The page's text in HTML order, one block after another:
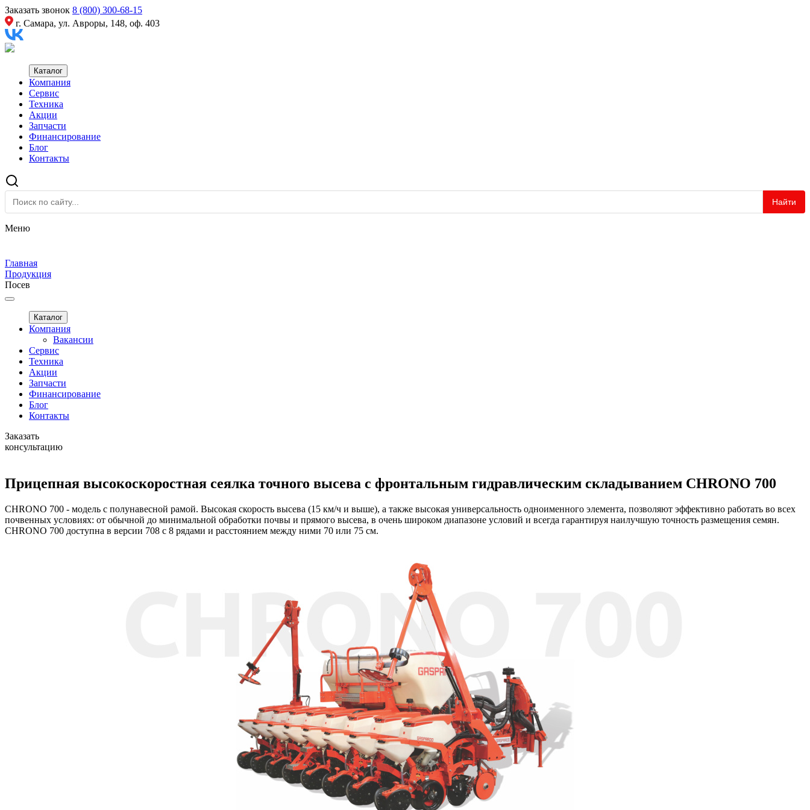
Заказать звонок 8 (800) 300-68-15
г. Самара, ул. Авроры, 148, оф. 403
Каталог
Компания
Сервис
Техника
Акции
Запчасти
Финансирование
Блог
Контакты
Найти
Меню
Главная
Продукция
Посев
Каталог
Компания
Вакансии
Сервис
Техника
Акции
Запчасти
Финансирование
Блог
Контакты
Заказать
консультацию
Прицепная высокоскоростная сеялка точного высева с фронтальным гидравлическим складыванием CHRONO 700
CHRONO 700 - модель с полунавесной рамой. Высокая скорость высева (15 км/ч и выше), а также высокая универсальность одноименного элемента, позволяют эффективно работать во всех
почвенных условиях: от обычной до минимальной обработки почвы и прямого высева, в очень широком диапазоне условий и всегда гарантируя наилучшую точность размещения семян.
CHRONO 700 доступна в версии 708 с 8 рядами и расстоянием между ними 70 или 75 см.